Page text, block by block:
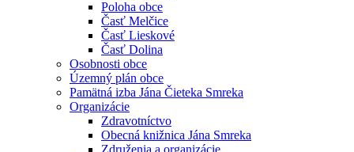
Poloha obce
Časť Melčice
Časť Lieskové
Časť Dolina
Osobnosti obce
Územný plán obce
Pamätná izba Jána Čieteka Smreka
Organizácie
Zdravotníctvo
Obecná knižnica Jána Smreka
Združenia a organizácie